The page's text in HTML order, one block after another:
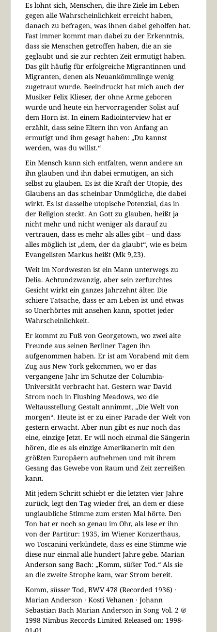
Es lohnt sich, Menschen, die ihre Ziele im Leben
gegen alle Wahrscheinlichkeit erreicht haben,
danach zu befragen, was ihnen dabei geholfen hat.
Fast immer kommt man dabei zu der Erkenntnis,
dass sie Menschen getroffen haben, die an sie
geglaubt und sie zur rechten Zeit ermutigt haben.
Das gilt häufig für erfolgreiche Migrantinnen und
Migranten, denen als Neuankömmlinge wenig
zugetraut wurde. Beeindruckt hat mich auch der
Musiker Felix Klieser, der ohne Arme geboren
wurde und heute ein hervorragender Solist auf
dem Horn ist. In einem Radiointerview hat er
erzählt, dass seine Eltern ihn von Anfang an
ermutigt und ihm gesagt haben: „Du kannst
werden, was du willst.“
Ein Mensch kann sich entfalten, wenn andere an
ihn glauben und ihn dabei ermutigen, an sich
selbst zu glauben. Es ist die Kraft der Utopie, des
Glaubens an das scheinbar Unmögliche, die dabei
wirkt. Es ist dasselbe utopische Potenzial, das in
der Religion steckt. An Gott zu glauben, heißt ja
nicht mehr und nicht weniger als darauf zu
vertrauen, dass es mehr als alles gibt – und dass
alles möglich ist „dem, der da glaubt“, wie es beim
Evangelisten Markus heißt (Mk 9,23).
Weit im Nordwesten ist ein Mann unterwegs zu
Delia. Achtundzwanzig, aber sein zerfurchtes
Gesicht wirkt ein ganzes Jahrzehnt älter. Die
schiere Tatsache, dass er am Leben ist und etwas
so Unerhörtes mit ansehen kann, spottet jeder
Wahrscheinlichkeit.
Er kommt zu Fuß von Georgetown, wo zwei alte
Freunde aus seinen Berliner Tagen ihn
aufgenommen haben. Er ist am Vorabend mit dem
Zug aus New York gekommen, wo er das
vergangene Jahr im Schutze der Columbia-
Universität verbracht hat. Gestern war David
Strom noch in Flushing Meadows, wo die
Weltausstellung Gestalt annimmt, „Die Welt von
morgen“. Heute ist er zu einer Parade der Welt von
gestern erwacht. Aber nun gibt es nur noch das
eine, einzige Jetzt. Er will noch einmal die Sängerin
hören, die es als einzige Amerikanerin mit den
größten Europäern aufnehmen und mit ihrem
Gesang das Gewebe von Raum und Zeit zerreißen
kann.
Mit jedem Schritt schiebt er die letzten vier Jahre
zurück, legt den Tag wieder frei, an dem er diese
unglaubliche Stimme zum ersten Mal hörte. Den
Ton hat er noch so genau im Ohr, als lese er ihn
von der Partitur: 1935, im Wiener Konzerthaus,
wo Toscanini verkündete, dass es eine Stimme wie
diese nur einmal alle hundert Jahre gebe. Marian
Anderson sang Bach: „Komm, süßer Tod.“ Als sie
an die zweite Strophe kam, war Strom bereit.
Komm, süsser Tod, BWV 478 (Recorded 1936) ·
Marian Anderson · Kosti Vehanen · Johann
Sebastian Bach Marian Anderson in Song Vol. 2 ℗
1998 Nimbus Records Limited Released on: 1998-